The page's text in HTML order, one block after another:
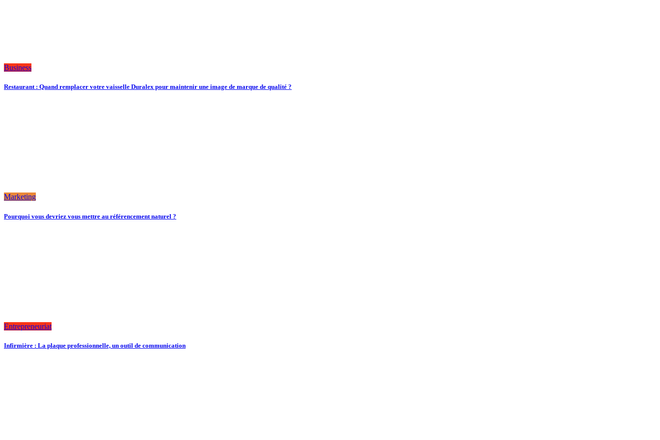
Business
Restaurant : Quand remplacer votre vaisselle Duralex pour maintenir une image de marque de qualité ?
Marketing
Pourquoi vous devriez vous mettre au référencement naturel ?
Entrepreneuriat
Infirmière : La plaque professionnelle, un outil de communication